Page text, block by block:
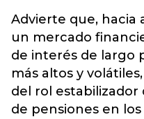
Advierte que, hacia
un mercado
de interés de largo
más altos y
del rol
de pensiones en